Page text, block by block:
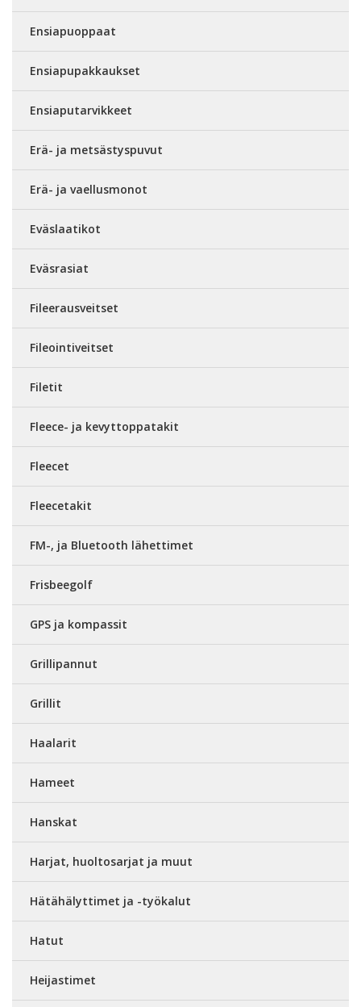
Ensiapuoppaat
Ensiapupakkaukset
Ensiaputarvikkeet
Erä- ja metsästyspuvut
Erä- ja vaellusmonot
Eväslaatikot
Eväsrasiat
Fileerausveitset
Fileointiveitset
Filetit
Fleece- ja kevyttoppatakit
Fleecet
Fleecetakit
FM-, ja Bluetooth lähettimet
Frisbeegolf
GPS ja kompassit
Grillipannut
Grillit
Haalarit
Hameet
Hanskat
Harjat, huoltosarjat ja muut
Hätähälyttimet ja -työkalut
Hatut
Heijastimet